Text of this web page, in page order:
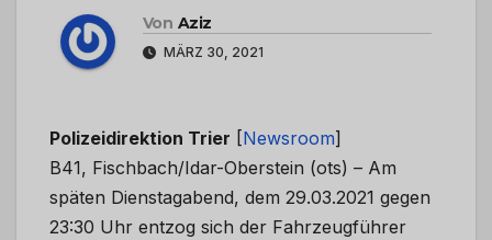
Von Aziz
MÄRZ 30, 2021
Polizeidirektion Trier [Newsroom]
B41, Fischbach/Idar-Oberstein (ots) – Am
späten Dienstagabend, dem 29.03.2021 gegen
23:30 Uhr entzog sich der Fahrzeugführer